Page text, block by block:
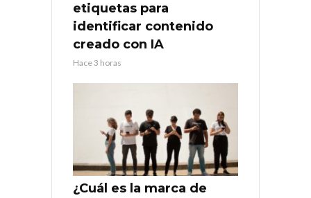
etiquetas para
identificar contenido
creado con IA
Hace 3 horas
¿Cuál es la marca de